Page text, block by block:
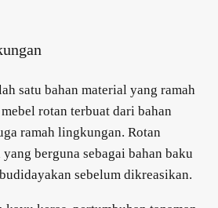
satu bahan material yang ramah
rotan terbuat dari bahan
ramah lingkungan. Rotan
berguna sebagai bahan baku
sebelum dikreasikan.